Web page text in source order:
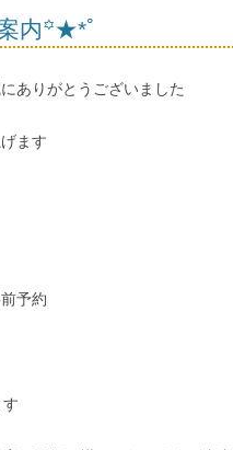
内꙳★*ﾟ
ありがとうございました
ます
予約